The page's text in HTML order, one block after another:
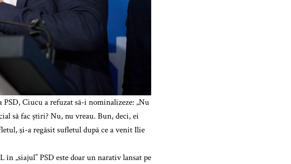
Ciucu a refuzat să-i nominalizeze: „Nu
să fac știri? Nu, nu vreau. Bun, deci, ei
şi-a regăsit sufletul după ce a venit Ilie
„siajul” PSD este doar un narativ lansat pe